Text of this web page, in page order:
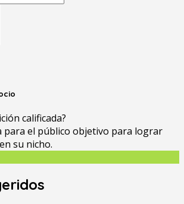
calificada?
para el público objetivo para lograr
su nicho.